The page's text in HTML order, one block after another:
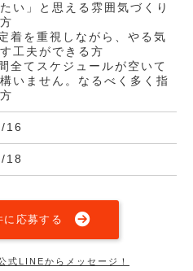
い」と思える雰囲気づくり
着を重視しながら、やる気
工夫ができる方
全てスケジュールが空いて
いません。なるべく多く指
16
18
に応募する
式LINEからメッセージ！